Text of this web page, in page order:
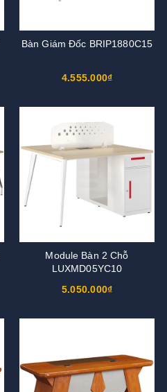
Bàn Giám Đốc BRIP1880C15
4.555.000₫
Module Bàn 2 Chỗ
LUXMD05YC10
5.050.000₫